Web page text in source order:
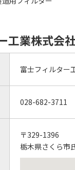
工業株式会
富士フィルター
028-682-3711
〒329-1396
栃木県さくら市